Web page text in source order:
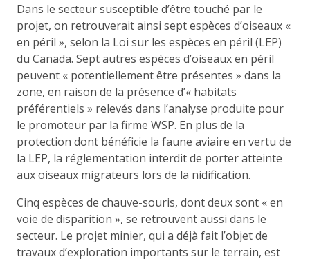
Dans le secteur susceptible d’être touché par le
projet, on retrouverait ainsi sept espèces d’oiseaux «
en péril », selon la Loi sur les espèces en péril (LEP)
du Canada. Sept autres espèces d’oiseaux en péril
peuvent « potentiellement être présentes » dans la
zone, en raison de la présence d’« habitats
préférentiels » relevés dans l’analyse produite pour
le promoteur par la firme WSP. En plus de la
protection dont bénéficie la faune aviaire en vertu de
la LEP, la réglementation interdit de porter atteinte
aux oiseaux migrateurs lors de la nidification.
Cinq espèces de chauve-souris, dont deux sont « en
voie de disparition », se retrouvent aussi dans le
secteur. Le projet minier, qui a déjà fait l’objet de
travaux d’exploration importants sur le terrain, est